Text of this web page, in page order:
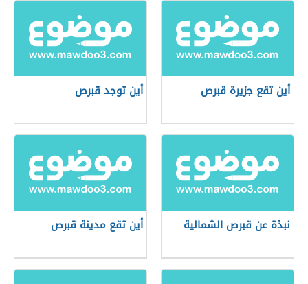
أين تقع جزيرة قبرص أين توجد قبرص
نبذة عن قبرص الشمالية أين تقع مدينة قبرص